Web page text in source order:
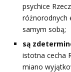
psychice
różnorodnych
samym sobą;
są
istotna cecha
miano